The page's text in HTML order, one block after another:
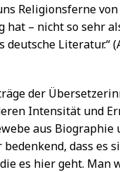
Religionsferne
hat – nicht so sehr
deutsche Literatur.“
der
Intensität und
aus Biographie
dass es
es hier geht. Man